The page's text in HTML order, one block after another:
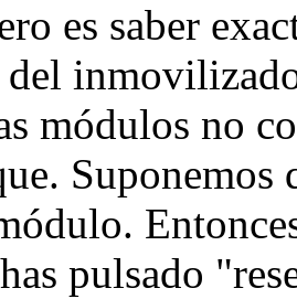
es saber
módulos no
Suponemos
pulsado